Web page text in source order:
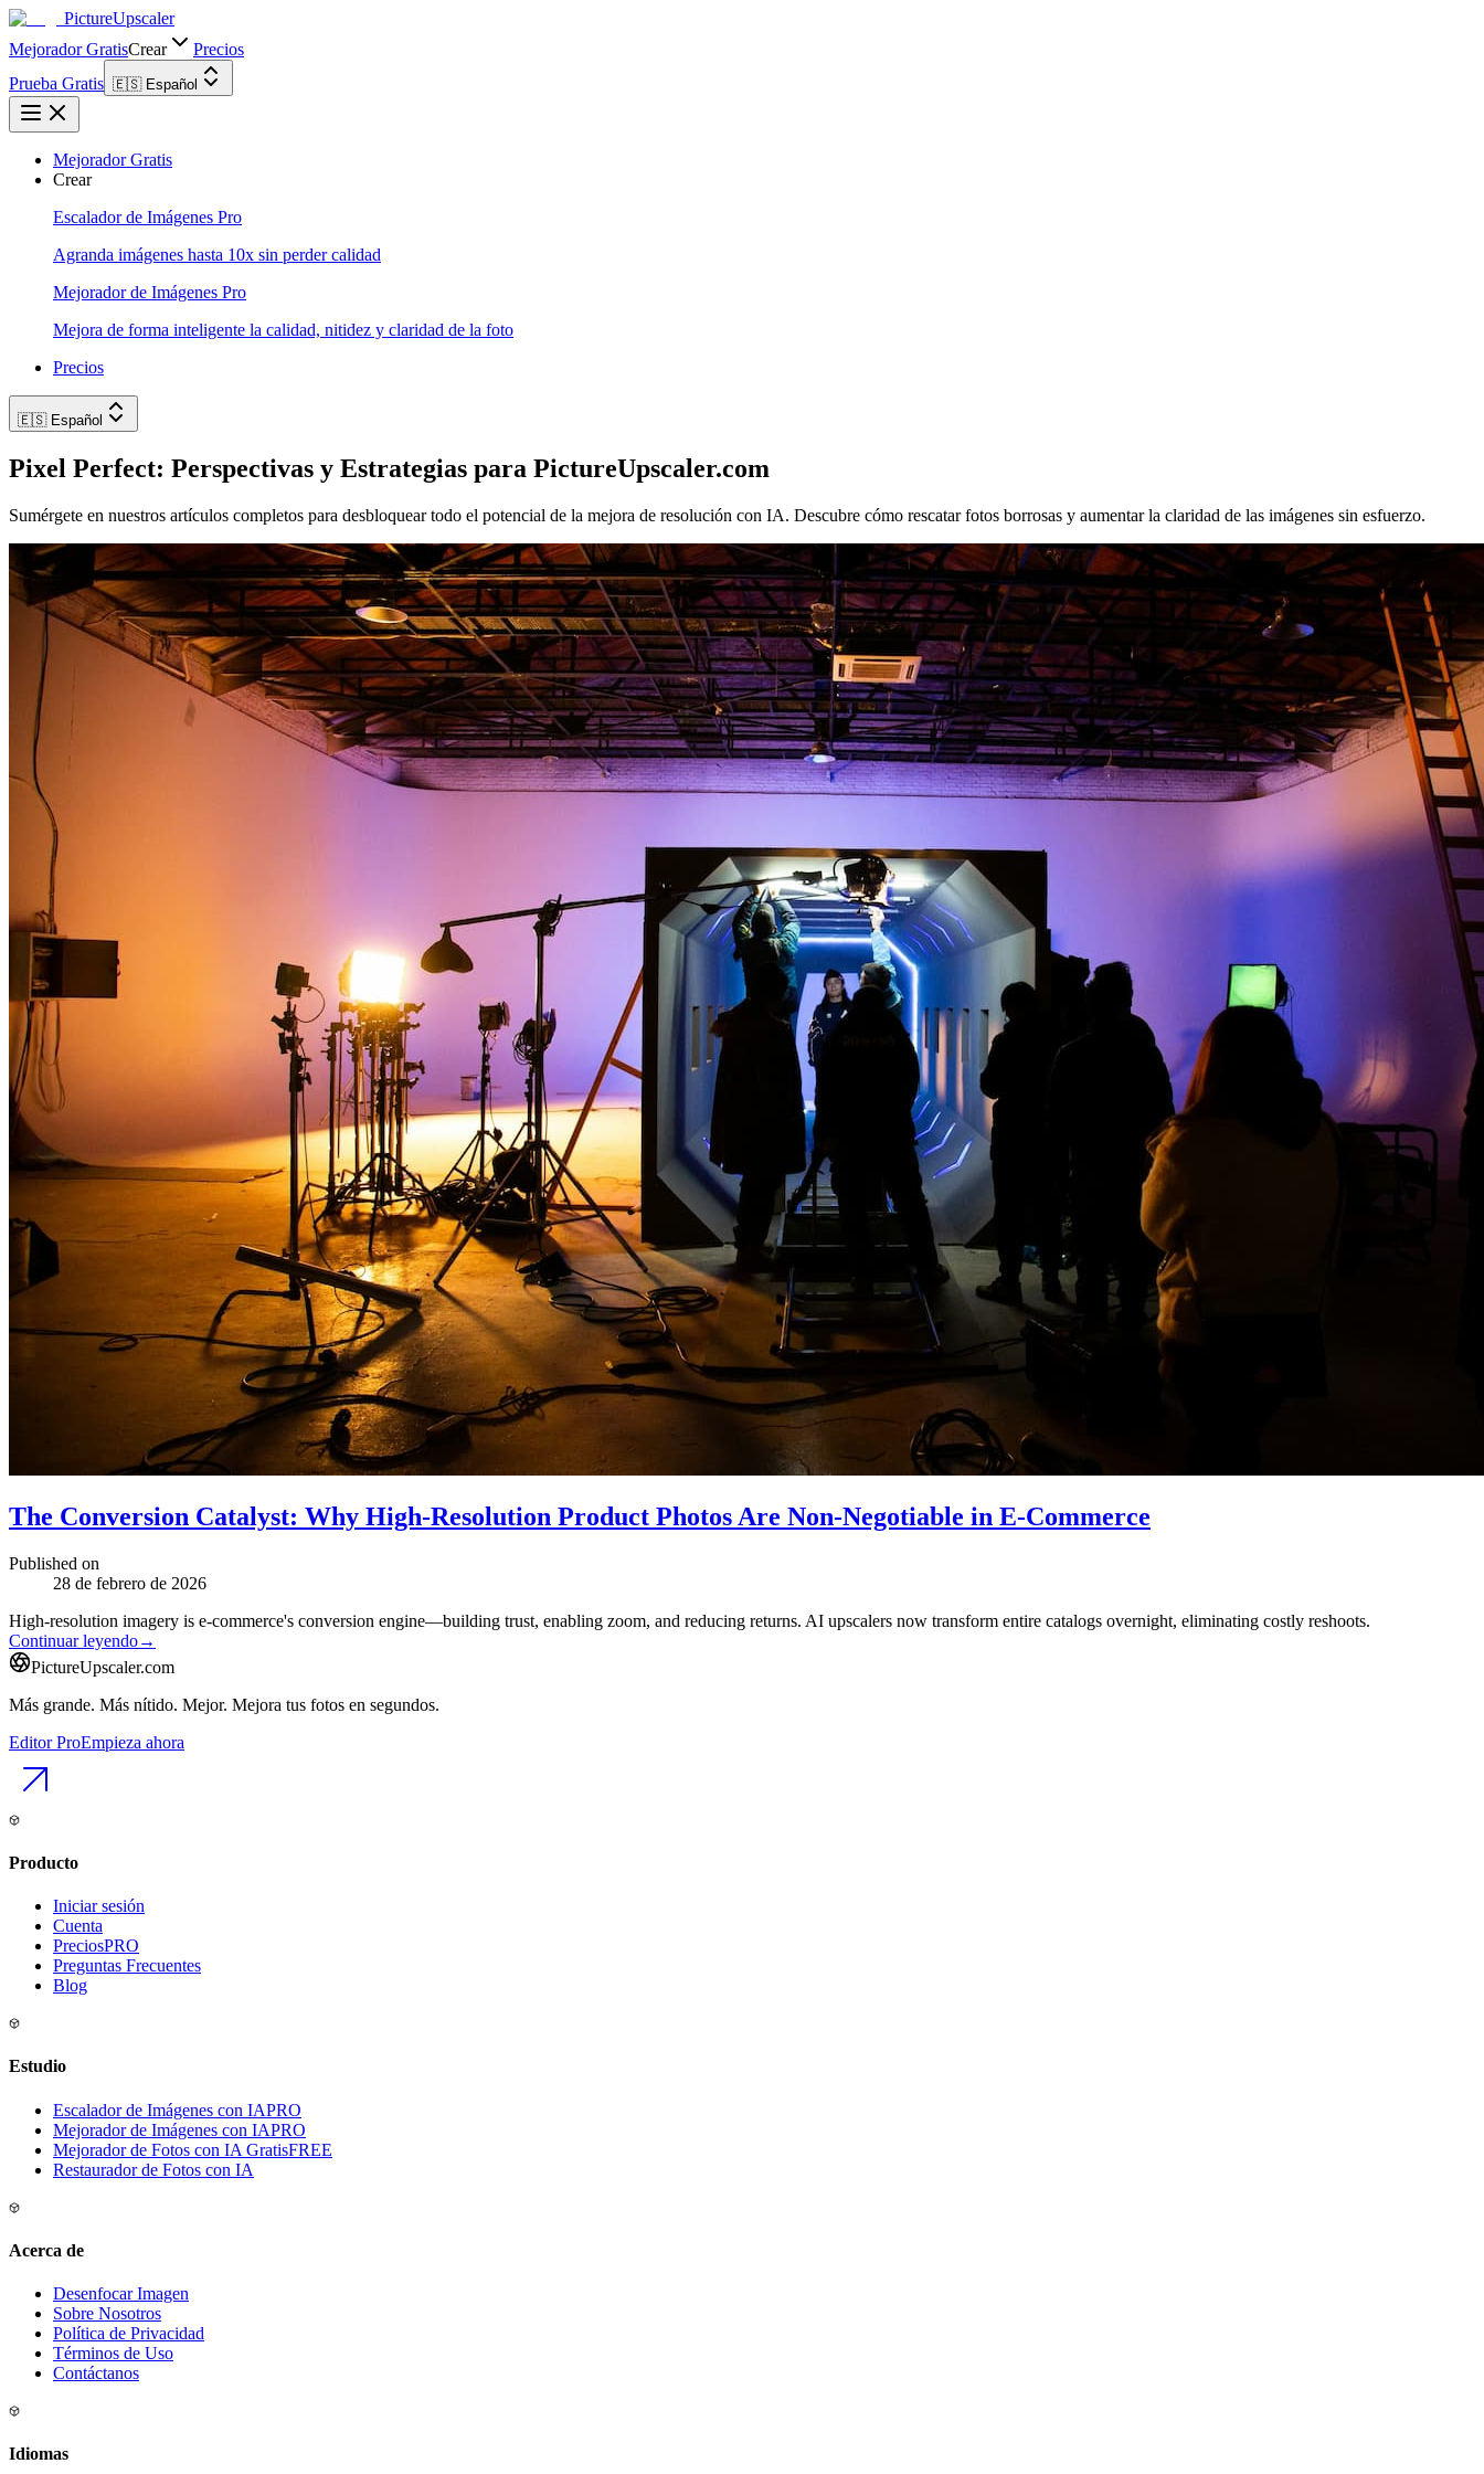
PictureUpscaler
Mejorador GratisCrear
Precios
Prueba Gratis 🇪🇸 Español
Mejorador Gratis
Crear
Escalador de Imágenes Pro
Agranda imágenes hasta 10x sin perder calidad
Mejorador de Imágenes Pro
Mejora de forma inteligente la calidad, nitidez y claridad de la foto
Precios
🇪🇸 Español
Pixel Perfect: Perspectivas y Estrategias para PictureUpscaler.com
Sumérgete en nuestros artículos completos para desbloquear todo el potencial de la mejora de resolución con IA. Descubre cómo rescatar fotos borrosas y aumentar la claridad de las imágenes sin esfuerzo.
The Conversion Catalyst: Why High-Resolution Product Photos Are Non-Negotiable in E-Commerce
Published on
28 de febrero de 2026
High-resolution imagery is e-commerce's conversion engine—building trust, enabling zoom, and reducing returns. AI upscalers now transform entire catalogs overnight, eliminating costly reshoots.
Continuar leyendo→
PictureUpscaler.com
Más grande. Más nítido. Mejor. Mejora tus fotos en segundos.
Editor ProEmpieza ahora
Producto
Iniciar sesión
Cuenta
PreciosPRO
Preguntas Frecuentes
Blog
Estudio
Escalador de Imágenes con IAPRO
Mejorador de Imágenes con IAPRO
Mejorador de Fotos con IA GratisFREE
Restaurador de Fotos con IA
Acerca de
Desenfocar Imagen
Sobre Nosotros
Política de Privacidad
Términos de Uso
Contáctanos
Idiomas